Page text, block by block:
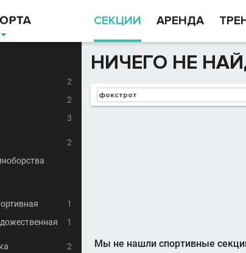

СЕКЦИИ АРЕНДА
2
2
3
2
1
1
2
НИЧЕГО НЕ
Мы не нашли спортивные